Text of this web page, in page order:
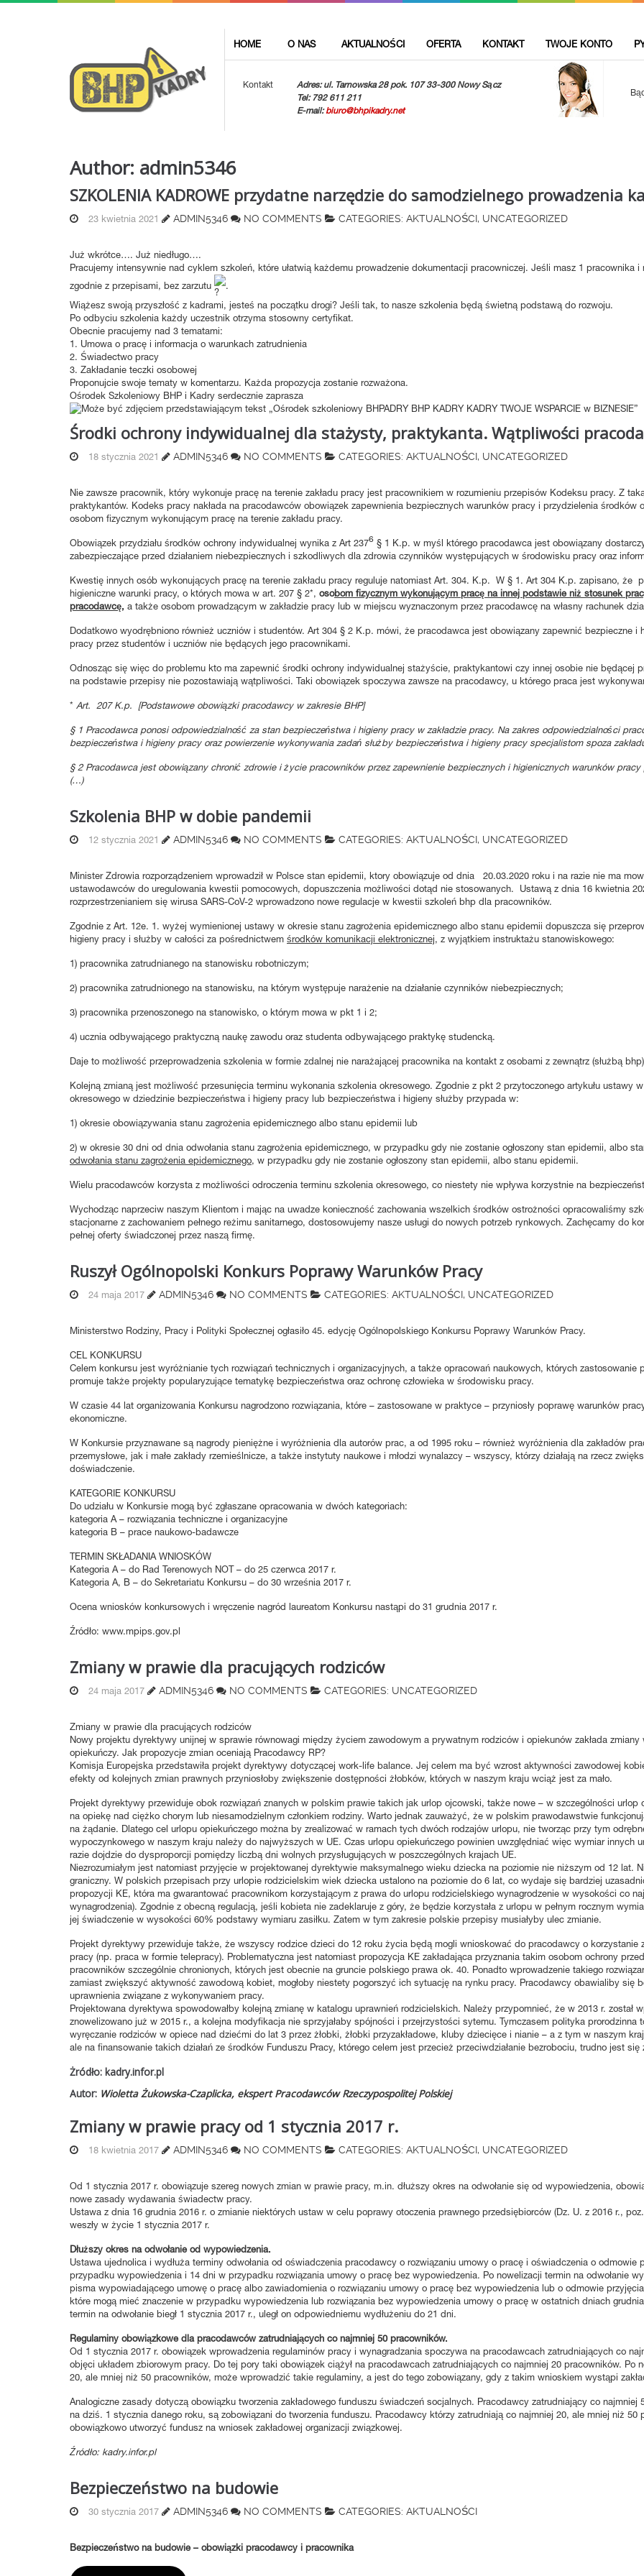
HOME O NAS AKTUALNOŚCI OFERTA KONTAKT TWOJE KONTO
Kontakt
Adres: ul. Tarnowska 28 pok. 107 33-300 Nowy Sącz
Tel: 792 611 211
E-mail:biuro@bhpikadry.net
Author: admin5346
SZKOLENIA KADROWE przydatne narzędzie do samodzielnego prowadzenia
23 kwietnia 2021 ADMIN5346 NO COMMENTS CATEGORIES: AKTUALNOŚCI, UNCATEGORIZED
Już wkrótce…. Już niedługo….
Pracujemy intensywnie nad cyklem szkoleń, które ułatwią każdemu prowadzenie dokumentacji pracowniczej. Jeśli masz 1 pracownika
zgodnie z przepisami, bez zarzutu
.
Wiążesz swoją przyszłość z kadrami, jesteś na początku drogi? Jeśli tak, to nasze szkolenia będą świetną podstawą do rozwoju.
Po odbyciu szkolenia każdy uczestnik otrzyma stosowny certyfikat.
Obecnie pracujemy nad 3 tematami:
1. Umowa o pracę i informacja o warunkach zatrudnienia
2. Świadectwo pracy
3. Zakładanie teczki osobowej
Proponujcie swoje tematy w komentarzu. Każda propozycja zostanie rozważona.
Ośrodek Szkoleniowy BHP i Kadry serdecznie zaprasza
Środki ochrony indywidualnej dla stażysty, praktykanta. Wątpliwości
18 stycznia 2021 ADMIN5346 NO COMMENTS CATEGORIES: AKTUALNOŚCI, UNCATEGORIZED
Nie zawsze pracownik, który wykonuje pracę na terenie zakładu pracy jest pracownikiem w rozumieniu przepisów Kodeksu pracy. Z
praktykantów. Kodeks pracy nakłada na pracodawców obowiązek zapewnienia bezpiecznych warunków pracy i przydzielenia środków
osobom fizycznym wykonującym pracę na terenie zakładu pracy.
Obowiązek przydziału środków ochrony indywidualnej wynika z Art 2376 § 1 K.p. w myśl którego pracodawca jest obowiązany
zabezpieczające przed działaniem niebezpiecznych i szkodliwych dla zdrowia czynników występujących w środowisku pracy oraz
Kwestię innych osób wykonujących pracę na terenie zakładu pracy reguluje natomiast Art. 304. K.p. W § 1. Art 304 K.p. zapisano, że
higieniczne warunki pracy, o których mowa w art. 207 § 2*, osobom fizycznym wykonującym pracę na innej podstawie niż stosunek
pracodawcę, a także osobom prowadzącym w zakładzie pracy lub w miejscu wyznaczonym przez pracodawcę na własny rachunek
Dodatkowo wyodrębniono również uczniów i studentów. Art 304 § 2 K.p. mówi, że pracodawca jest obowiązany zapewnić bezpieczne i
pracy przez studentów i uczniów nie będących jego pracownikami.
Odnosząc się więc do problemu kto ma zapewnić środki ochrony indywidualnej stażyście, praktykantowi czy innej osobie nie będącej
na podstawie przepisy nie pozostawiają wątpliwości. Taki obowiązek spoczywa zawsze na pracodawcy, u którego praca jest
* Art. 207 K.p. [Podstawowe obowiązki pracodawcy w zakresie BHP]
§ 1 Pracodawca ponosi odpowiedzialność za stan bezpieczeństwa i higieny pracy w zakładzie pracy. Na zakres odpowiedzialności
bezpieczeństwa i higieny pracy oraz powierzenie wykonywania zadań służby bezpieczeństwa i higieny pracy specjalistom spoza
§ 2 Pracodawca jest obowiązany chronić zdrowie i życie pracowników przez zapewnienie bezpiecznych i higienicznych warunków
(…)
Szkolenia BHP w dobie pandemii
12 stycznia 2021 ADMIN5346 NO COMMENTS CATEGORIES: AKTUALNOŚCI, UNCATEGORIZED
Minister Zdrowia rozporządzeniem wprowadził w Polsce stan epidemii, ktory obowiązuje od dnia 20.03.2020 roku i na razie nie ma
ustawodawców do uregulowania kwestii pomocowych, dopuszczenia możliwości dotąd nie stosowanych. Ustawą z dnia 16 kwietnia
rozprzestrzenianiem się wirusa SARS-CoV-2 wprowadzono nowe regulacje w kwestii szkoleń bhp dla pracowników.
Zgodnie z Art. 12e. 1. wyżej wymienionej ustawy w okresie stanu zagrożenia epidemicznego albo stanu epidemii dopuszcza się
higieny pracy i służby w całości za pośrednictwem środków komunikacji elektronicznej, z wyjątkiem instruktażu stanowiskowego:
1) pracownika zatrudnianego na stanowisku robotniczym;
2) pracownika zatrudnionego na stanowisku, na którym występuje narażenie na działanie czynników niebezpiecznych;
3) pracownika przenoszonego na stanowisko, o którym mowa w pkt 1 i 2;
4) ucznia odbywającego praktyczną naukę zawodu oraz studenta odbywającego praktykę studencką.
Daje to możliwość przeprowadzenia szkolenia w formie zdalnej nie narażającej pracownika na kontakt z osobami z zewnątrz (służbą
Kolejną zmianą jest możliwość przesunięcia terminu wykonania szkolenia okresowego. Zgodnie z pkt 2 przytoczonego artykułu ustawy
okresowego w dziedzinie bezpieczeństwa i higieny pracy lub bezpieczeństwa i higieny służby przypada w:
1) okresie obowiązywania stanu zagrożenia epidemicznego albo stanu epidemii lub
2) w okresie 30 dni od dnia odwołania stanu zagrożenia epidemicznego, w przypadku gdy nie zostanie ogłoszony stan epidemii, albo
odwołania stanu zagrożenia epidemicznego, w przypadku gdy nie zostanie ogłoszony stan epidemii, albo stanu epidemii.
Wielu pracodawców korzysta z możliwości odroczenia terminu szkolenia okresowego, co niestety nie wpływa korzystnie na
Wychodząc naprzeciw naszym Klientom i mając na uwadze konieczność zachowania wszelkich środków ostrożności opracowaliśmy
stacjonarne z zachowaniem pełnego reżimu sanitarnego, dostosowujemy nasze usługi do nowych potrzeb rynkowych. Zachęcamy do
pełnej oferty świadczonej przez naszą firmę.
Ruszył Ogólnopolski Konkurs Poprawy Warunków Pracy
24 maja 2017 ADMIN5346 NO COMMENTS CATEGORIES: AKTUALNOŚCI, UNCATEGORIZED
Ministerstwo Rodziny, Pracy i Polityki Społecznej ogłasiło 45. edycję Ogólnopolskiego Konkursu Poprawy Warunków Pracy.
CEL KONKURSU
Celem konkursu jest wyróżnianie tych rozwiązań technicznych i organizacyjnych, a także opracowań naukowych, których zastosowanie
promuje także projekty popularyzujące tematykę bezpieczeństwa oraz ochronę człowieka w środowisku pracy.
W czasie 44 lat organizowania Konkursu nagrodzono rozwiązania, które – zastosowane w praktyce – przyniosły poprawę warunków
ekonomiczne.
W Konkursie przyznawane są nagrody pieniężne i wyróżnienia dla autorów prac, a od 1995 roku – również wyróżnienia dla zakładów
przemysłowe, jak i małe zakłady rzemieślnicze, a także instytuty naukowe i młodzi wynalazcy – wszyscy, którzy działają na rzecz
doświadczenie.
KATEGORIE KONKURSU
Do udziału w Konkursie mogą być zgłaszane opracowania w dwóch kategoriach:
kategoria A – rozwiązania techniczne i organizacyjne
kategoria B – prace naukowo-badawcze
TERMIN SKŁADANIA WNIOSKÓW
Kategoria A – do Rad Terenowych NOT – do 25 czerwca 2017 r.
Kategoria A, B – do Sekretariatu Konkursu – do 30 września 2017 r.
Ocena wniosków konkursowych i wręczenie nagród laureatom Konkursu nastąpi do 31 grudnia 2017 r.
Źródło: www.mpips.gov.pl
Zmiany w prawie dla pracujących rodziców
24 maja 2017 ADMIN5346 NO COMMENTS CATEGORIES: UNCATEGORIZED
Zmiany w prawie dla pracujących rodziców
Nowy projektu dyrektywy unijnej w sprawie równowagi między życiem zawodowym a prywatnym rodziców i opiekunów zakłada
opiekuńczy. Jak propozycje zmian oceniają Pracodawcy RP?
Komisja Europejska przedstawiła projekt dyrektywy dotyczącej work-life balance. Jej celem ma być wzrost aktywności zawodowej
efekty od kolejnych zmian prawnych przyniosłoby zwiększenie dostępności żłobków, których w naszym kraju wciąż jest za mało.
Projekt dyrektywy przewiduje obok rozwiązań znanych w polskim prawie takich jak urlop ojcowski, także nowe – w szczególności urlop
na opiekę nad ciężko chorym lub niesamodzielnym członkiem rodziny. Warto jednak zauważyć, że w polskim prawodawstwie
na żądanie. Dlatego cel urlopu opiekuńczego można by zrealizować w ramach tych dwóch rodzajów urlopu, nie tworząc przy tym
wypoczynkowego w naszym kraju należy do najwyższych w UE. Czas urlopu opiekuńczego powinien uwzględniać więc wymiar innych
razie dojdzie do dysproporcji pomiędzy liczbą dni wolnych przysługujących w poszczególnych krajach UE.
Niezrozumiałym jest natomiast przyjęcie w projektowanej dyrektywie maksymalnego wieku dziecka na poziomie nie niższym od 12 lat.
graniczny. W polskich przepisach przy urlopie rodzicielskim wiek dziecka ustalono na poziomie do 6 lat, co wydaje się bardziej
propozycji KE, która ma gwarantować pracownikom korzystającym z prawa do urlopu rodzicielskiego wynagrodzenie w wysokości co
wynagrodzenia). Zgodnie z obecną regulacją, jeśli kobieta nie zadeklaruje z góry, że będzie korzystała z urlopu w pełnym rocznym
jej świadczenie w wysokości 60% podstawy wymiaru zasiłku. Zatem w tym zakresie polskie przepisy musiałyby ulec zmianie.
Projekt dyrektywy przewiduje także, że wszyscy rodzice dzieci do 12 roku życia będą mogli wnioskować do pracodawcy o
pracy (np. praca w formie telepracy). Problematyczna jest natomiast propozycja KE zakładająca przyznania takim osobom ochrony
pracowników szczególnie chronionych, których jest obecnie na gruncie polskiego prawa ok. 40. Ponadto wprowadzenie takiego
zamiast zwiększyć aktywność zawodową kobiet, mogłoby niestety pogorszyć ich sytuację na rynku pracy. Pracodawcy obawialiby się
uprawnienia związane z wykonywaniem pracy.
Projektowana dyrektywa spowodowałby kolejną zmianę w katalogu uprawnień rodzicielskich. Należy przypomnieć, że w 2013 r. został
znowelizowano już w 2015 r., a kolejna modyfikacja nie sprzyjałaby spójności i przejrzystości sytemu. Tymczasem polityka
wyręczanie rodziców w opiece nad dziećmi do lat 3 przez żłobki, żłobki przyzakładowe, kluby dziecięce i nianie – a z tym w naszym
ale na finansowanie takich działań ze środków Funduszu Pracy, którego celem jest przecież przeciwdziałanie bezrobociu, trudno jest się
Żródło: kadry.infor.pl
Autor: Wioletta Żukowska-Czaplicka, ekspert Pracodawców Rzeczypospolitej Polskiej
Zmiany w prawie pracy od 1 stycznia 2017 r.
18 kwietnia 2017 ADMIN5346 NO COMMENTS CATEGORIES: AKTUALNOŚCI, UNCATEGORIZED
Od 1 stycznia 2017 r. obowiązuje szereg nowych zmian w prawie pracy, m.in. dłuższy okres na odwołanie się od wypowiedzenia,
nowe zasady wydawania świadectw pracy.
Ustawa z dnia 16 grudnia 2016 r. o zmianie niektórych ustaw w celu poprawy otoczenia prawnego przedsiębiorców (Dz. U. z 2016 r.,
weszły w życie 1 stycznia 2017 r.
Dłuższy okres na odwołanie od wypowiedzenia.
Ustawa ujednolica i wydłuża terminy odwołania od oświadczenia pracodawcy o rozwiązaniu umowy o pracę i oświadczenia o
przypadku wypowiedzenia i 14 dni w przypadku rozwiązania umowy o pracę bez wypowiedzenia. Po nowelizacji termin na odwołanie
pisma wypowiadającego umowę o pracę albo zawiadomienia o rozwiązaniu umowy o pracę bez wypowiedzenia lub o odmowie
które mogą mieć znaczenie w przypadku wypowiedzenia lub rozwiązania bez wypowiedzenia umowy o pracę w ostatnich dniach
termin na odwołanie biegł 1 stycznia 2017 r., uległ on odpowiedniemu wydłużeniu do 21 dni.
Regulaminy obowiązkowe dla pracodawców zatrudniających co najmniej 50 pracowników.
Od 1 stycznia 2017 r. obowiązek wprowadzenia regulaminów pracy i wynagradzania spoczywa na pracodawcach zatrudniających co
objęci układem zbiorowym pracy. Do tej pory taki obowiązek ciążył na pracodawcach zatrudniających co najmniej 20 pracowników.
20, ale mniej niż 50 pracowników, może wprowadzić takie regulaminy, a jest do tego zobowiązany, gdy z takim wnioskiem wystąpi
Analogiczne zasady dotyczą obowiązku tworzenia zakładowego funduszu świadczeń socjalnych. Pracodawcy zatrudniający co najmniej
na dziś. 1 stycznia danego roku, są zobowiązani do tworzenia funduszu. Pracodawcy którzy zatrudniają co najmniej 20, ale mniej niż 50
obowiązkowo utworzyć fundusz na wniosek zakładowej organizacji związkowej.
Źródło: kadry.infor.pl
Bezpieczeństwo na budowie
30 stycznia 2017 ADMIN5346 NO COMMENTS CATEGORIES: AKTUALNOŚCI
Bezpieczeństwo na budowie – obowiązki pracodawcy i pracownika